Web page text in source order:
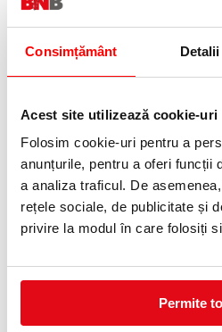
Consimțământ Detalii
Acest site utilizează cookie-uri
Folosim cookie-uri pentru a
anunțurile, pentru a oferi funcții
a analiza traficul. De
rețele sociale, de publicitate și
privire la modul în care folosiți
Permite
Up Coffee XL
cu o prăjire intensă care vă permite
Pentru prepararea perfectă
aparatului Cafissimo și apăsați de
preparare fără a schimba capsula
Intensitate: 4 din 6.
5 %